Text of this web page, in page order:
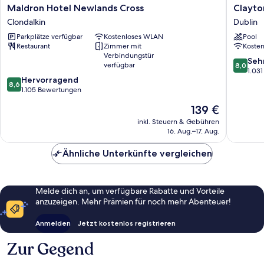
Maldron
Hotel
Newlands
Cross
Clondalkin
Maldron Hotel Newlands Cross
Clondalkin
Parkplätze verfügbar
Kostenloses WLAN
Restaurant
Zimmer mit
Verbindungstür
verfügbar
8.6
von
8,6 Hervorragend
1.105 Bewertungen
Der
Preis
beträgt
139 €
inkl. Steuern & Gebühren
16. Aug.–17. Aug.
Clayton
Hotel
Liffey
Valley
Dublin
Dublin
Pool
8.0
von
8,0
Ähnliche Unterkünfte vergleichen
Melde dich an, um verfügbare Rabatte und Vorteile
anzuzeigen. Mehr Prämien für noch mehr Abenteuer!
Anmelden Jetzt kostenlos registrieren
Zur Gegend